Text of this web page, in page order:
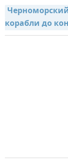
корабли до